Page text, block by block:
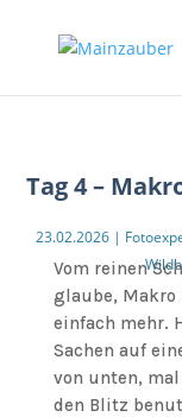
Tag 4 –
23.02.2026|
Vom reinen
glaube,
einfach mehr.
Sachen auf
von unten,
den Blitz